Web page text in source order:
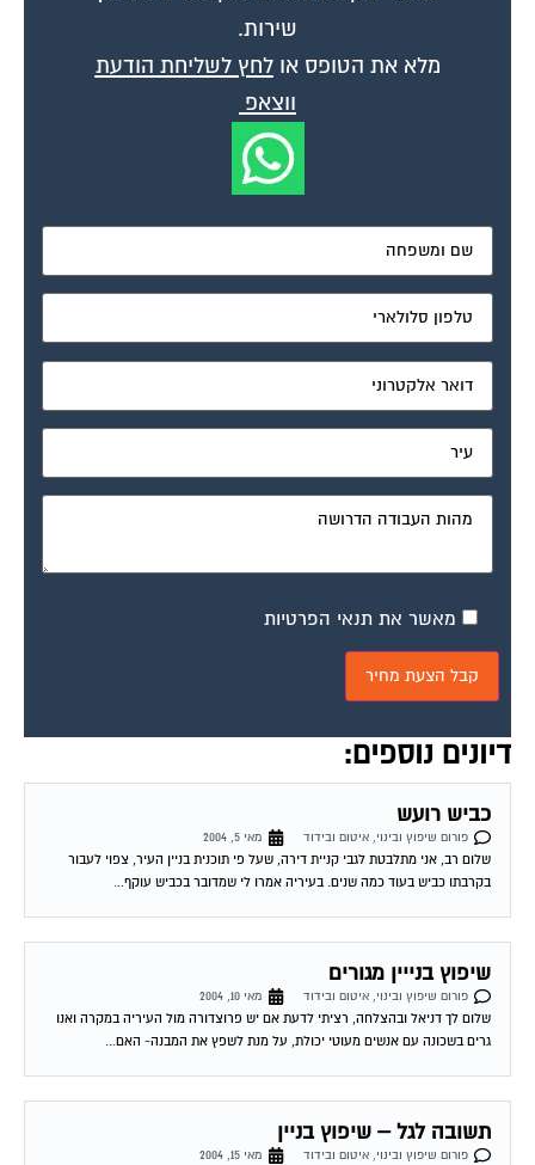
מלא את הטופס אולחץ לשליחת הודעת
ווצאפ
כביש רועש
פורום שיפוץ ובינוי, איטום ובידוד
שלום רב, אני מתלבטת לגבי קניית דירה, שעל פי תוכנית בניין העיר, צפוי לעבור
בקרבתו כביש בעוד כמה שנים. בעיריה אמרו לי שמדובר בכביש עוקף...
שיפוץ בנייין מגורים
פורום שיפוץ ובינוי, איטום ובידוד
שלום לך דניאל ובהצלחה, רציתי לדעת אם יש פרוצדורה מול העיריה במקרה ואנו
גרים בשכונה עם אנשים מעוטי יכולת, על מנת לשפץ את המבנה- האם...
תשובה לגל – שיפוץ בניין
פורום שיפוץ ובינוי, איטום ובידוד
גל שלום, כתוצאה משגיאה שאלתך נמחקה. למרות זאת מצ"ב תשובתי לשאלתך